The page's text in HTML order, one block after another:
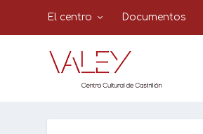
El centro Documentos